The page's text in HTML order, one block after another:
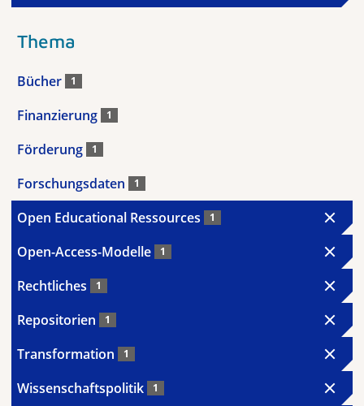
Thema
Bücher 1
Finanzierung 1
Förderung 1
Forschungsdaten 1
Open Educational Ressources 1
Open-Access-Modelle 1
Rechtliches 1
Repositorien 1
Transformation 1
Wissenschaftspolitik 1